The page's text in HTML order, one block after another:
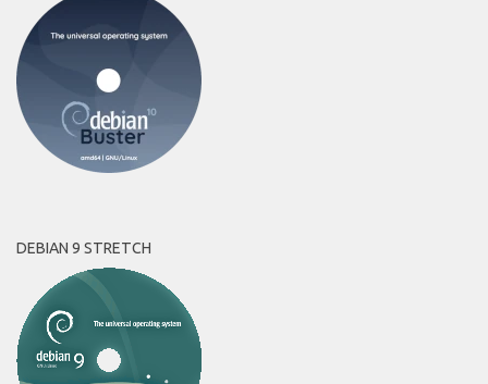
DEBIAN 9 STRETCH